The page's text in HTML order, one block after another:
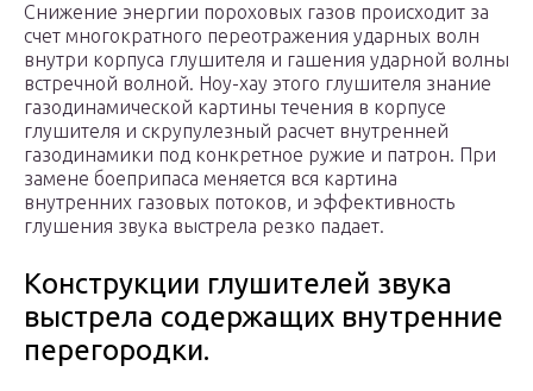
Снижение энергии пороховых газов происходит за
счет многократного переотражения ударных волн
внутри корпуса глушителя и гашения ударной волны
встречной волной. Ноу-хау этого глушителя знание
газодинамической картины течения в корпусе
глушителя и скрупулезный расчет внутренней
газодинамики под конкретное ружие и патрон. При
замене боеприпаса меняется вся картина
внутренних газовых потоков, и эффективность
глушения звука выстрела резко падает.
Конструкции глушителей звука
выстрела содержащих внутренние
перегородки.